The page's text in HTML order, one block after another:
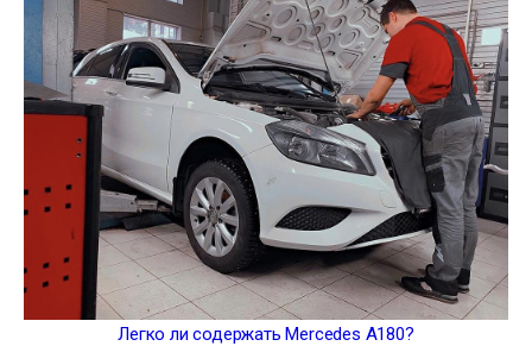
Легко ли содержать Mercedes A180?